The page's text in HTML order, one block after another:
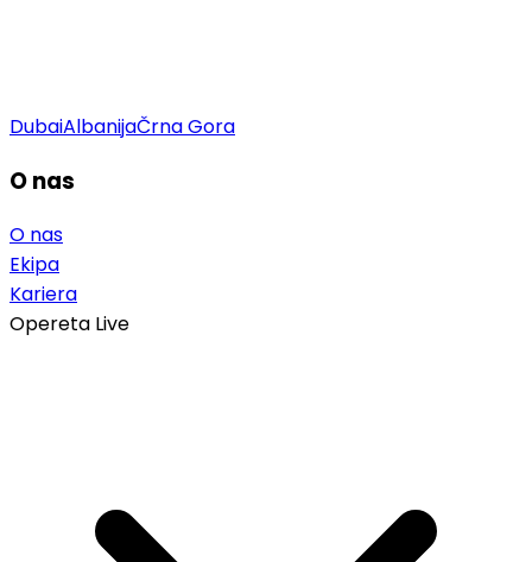
DubaiAlbanijaČrna Gora
O nas
O nas
Ekipa
Kariera
Opereta Live